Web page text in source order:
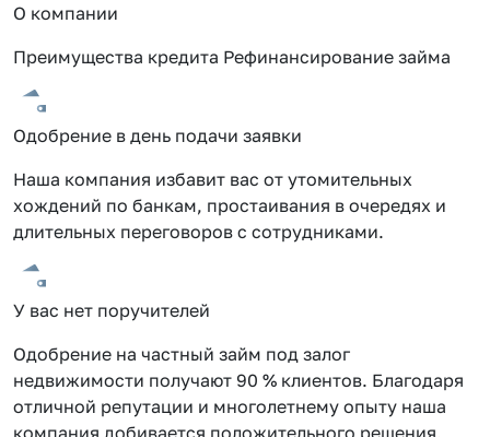
О компании
Преимущества кредита Рефинансирование займа
Одобрение в день подачи заявки
Наша компания избавит вас от утомительных
хождений по банкам, простаивания в очередях и
длительных переговоров с сотрудниками.
У вас нет поручителей
Одобрение на частный займ под залог
недвижимости получают 90 % клиентов. Благодаря
отличной репутации и многолетнему опыту наша
компания добивается положительного решения.